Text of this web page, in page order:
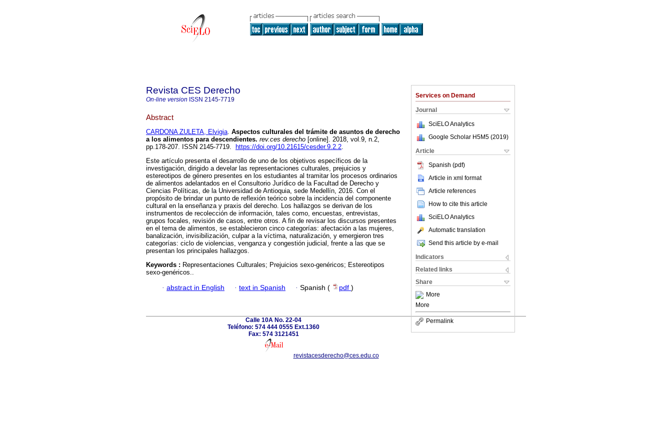
Services on Demand
Journal
SciELO Analytics
Google Scholar H5M5 (2019)
Article
Spanish (pdf)
Article in xml format
Article references
How to cite this article
SciELO Analytics
Automatic translation
Send this article by e-mail
Indicators
Related links
Share
More
More
Permalink
Revista CES Derecho
On-line version ISSN 2145-7719
Abstract
CARDONA ZULETA, Elvigia. Aspectos culturales del trámite de asuntos de derecho
a los alimentos para descendientes. rev.ces derecho [online]. 2018, vol.9, n.2,
pp.178-207. ISSN 2145-7719.
https://doi.org/10.21615/cesder.9.2.2.
Este artículo presenta el desarrollo de uno de los objetivos específicos de la
investigación, dirigido a develar las representaciones culturales, prejuicios y
estereotipos de género presentes en los estudiantes al tramitar los procesos ordinarios
de alimentos adelantados en el Consultorio Jurídico de la Facultad de Derecho y
Ciencias Políticas, de la Universidad de Antioquia, sede Medellín, 2016. Con el
propósito de brindar un punto de reflexión teórico sobre la incidencia del componente
cultural en la enseñanza y praxis del derecho. Los hallazgos se derivan de los
instrumentos de recolección de información, tales como, encuestas, entrevistas,
grupos focales, revisión de casos, entre otros. A fin de revisar los discursos presentes
en el tema de alimentos, se establecieron cinco categorías: afectación a las mujeres,
banalización, invisibilización, culpar a la víctima, naturalización, y emergieron tres
categorías: ciclo de violencias, venganza y congestión judicial, frente a las que se
presentan los principales hallazgos.
Keywords : Representaciones Culturales; Prejuicios sexo-genéricos; Estereotipos
sexo-genéricos..
· abstract in English · text in Spanish · Spanish ( pdf )
Calle 10A No. 22-04
Teléfono: 574 444 0555 Ext.1360
Fax: 574 3121451
revistacesderecho@ces.edu.co